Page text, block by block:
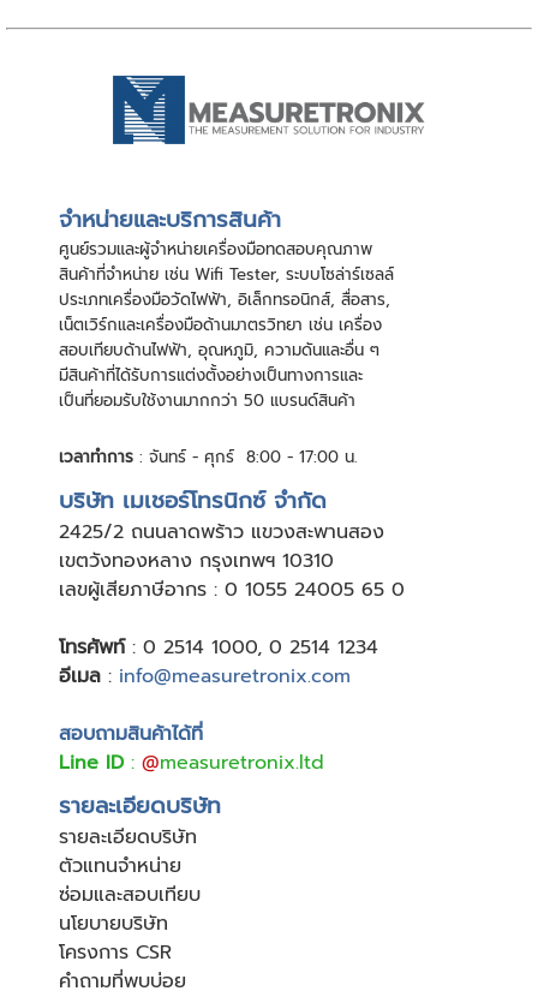
จําหน่ายและบริการสินค้า
ศูนย์รวมและผู้จําหน่ายเครื่องมือทดสอบคุณภาพ
สินค้าที่จําหน่าย เช่น Wifi Tester, ระบบโซล่าร์เซลล์
ประเภทเครื่องมือวัดไฟฟ้า, อิเล็กทรอนิกส์, สื่อสาร,
เน็ตเวิร์กและเครื่องมือด้านมาตรวิทยา เช่น เครื่อง
สอบเทียบด้านไฟฟ้า, อุณหภูมิ, ความดันและอื่น ๆ
มีสินค้าที่ได้รับการแต่งตั้งอย่างเป็นทางการและ
เป็นที่ยอมรับใช้งานมากกว่า 50 แบรนด์สินค้า
เวลาทำการ : จันทร์ - ศุกร์ 8:00 - 17:00 น.
บริษัท เมเชอร์โทรนิกซ์ จำกัด
2425/2 ถนนลาดพร้าว แขวงสะพานสอง
เขตวังทองหลาง กรุงเทพฯ 10310
เลขผู้เสียภาษีอากร : 0 1055 24005 65 0
โทรศัพท์: 0 2514 1000, 0 2514 1234
อีเมล : info@measuretronix.com
สอบถามสินค้าได้ที่
Line ID: @measuretronix.ltd
รายละเอียดบริษัท
รายละเอียดบริษัท
ตัวแทนจำหน่าย
ซ่อมและสอบเทียบ
นโยบายบริษัท
โครงการ CSR
คำถามที่พบบ่อย